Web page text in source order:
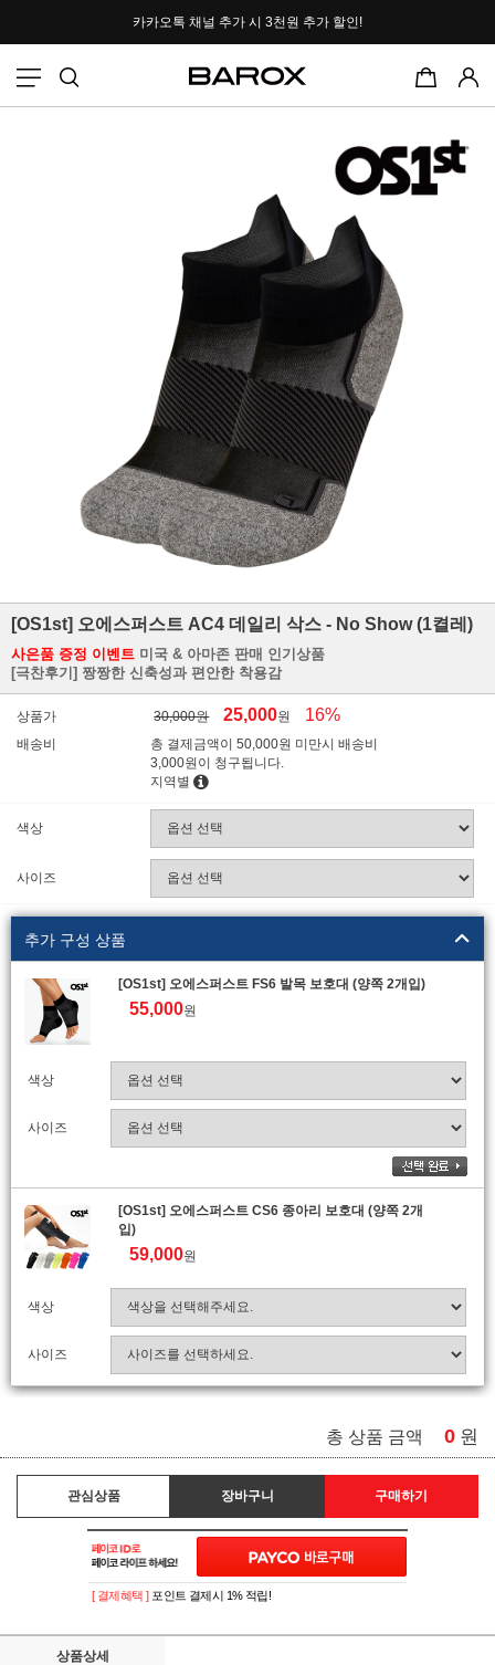
카카오톡 채널 추가 시 3천원 추가 할인!
포토후기 작성 시 2000P 적립
[OS1st] 오에스퍼스트 AC4 데일리 삭스 - No Show (1켤레)
사은품 증정 이벤트 미국 & 아마존 판매 인기상품
[극찬후기] 짱짱한 신축성과 편안한 착용감
상품가 30,000원 25,000원 16%
배송비
총 결제금액이 50,000원 미만시 배송비
3,000원이 청구됩니다.
지역별
색상
사이즈
추가 구성 상품
[OS1st] 오에스퍼스트 FS6 발목 보호대 (양쪽 2개입)
55,000원
색상
사이즈
[OS1st] 오에스퍼스트 CS6 종아리 보호대 (양쪽 2개
입)
59,000원
색상
사이즈
총 상품 금액 0 원
관심상품 장바구니 구매하기
[ 결제혜택 ] 포인트 결제시 1% 적립!
상품상세